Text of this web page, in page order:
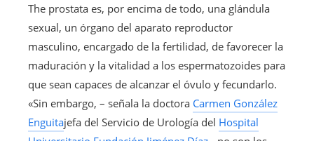
The prostata es, por encima de todo, una glándula
sexual, un órgano del aparato reproductor
masculino, encargado de la fertilidad, de favorecer la
maduración y la vitalidad a los espermatozoides para
que sean capaces de alcanzar el óvulo y fecundarlo.
«Sin embargo, – señala la doctora Carmen González
Enguitajefa del Servicio de Urología del Hospital